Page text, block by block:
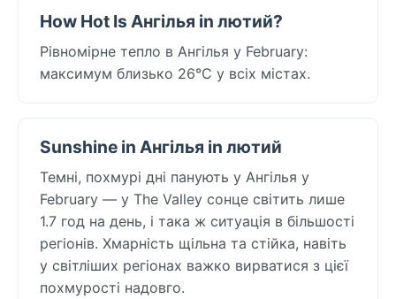
How Hot Is Ангілья in лютий?
Рівномірне тепло в Ангілья у February:
максимум близько 26°C у всіх містах.
Sunshine in Ангілья in лютий
Темні, похмурі дні панують у Ангілья у
February — у The Valley сонце світить лише
1.7 год на день, і така ж ситуація в більшості
регіонів. Хмарність щільна та стійка, навіть
у світліших регіонах важко вирватися з цієї
похмурості надовго.